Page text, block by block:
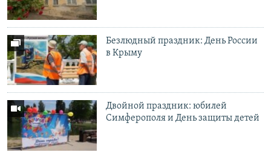
Безлюдный праздник: День России
в Крыму
Двойной праздник: юбилей
Симферополя и День защиты детей